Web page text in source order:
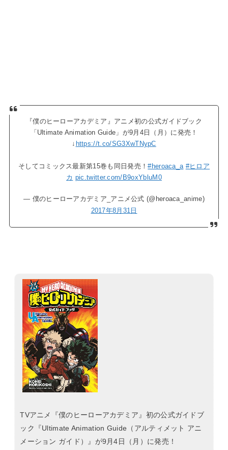
『僕のヒーローアカデミア』アニメ初の公式ガイドブック
「Ultimate Animation Guide」が9月4日（月）に発売！
↓ https://t.co/SG3XwTNypC
そしてコミックス最新第15巻も同日発売！#heroaca_a #ヒロア
カ pic.twitter.com/B9oxYbluM0
— 僕のヒーローアカデミア_アニメ公式 (@heroaca_anime)
2017年8月31日
TVアニメ『僕のヒーローアカデミア』初の公式ガイドブ
ック『Ultimate Animation Guide（アルティメット アニ
メーション ガイド）』が9月4日（月）に発売！